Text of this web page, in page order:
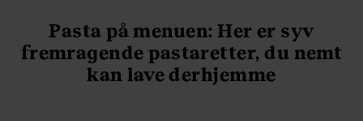
Pasta på menuen: Her er syv
fremragende pastaretter, du nemt
kan lave derhjemme